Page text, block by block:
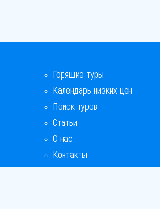
Горящие туры
Календарь низких цен
Поиск туров
Статьи
О нас
Контакты
Бонусная программа